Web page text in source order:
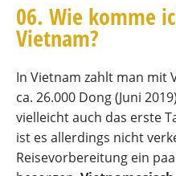
06. Wie komme
Vietnam?
In Vietnam zahlt man mit
ca. 26.000 Dong (Juni
vielleicht auch das erste
ist es allerdings nicht
Reisevorbereitung ein